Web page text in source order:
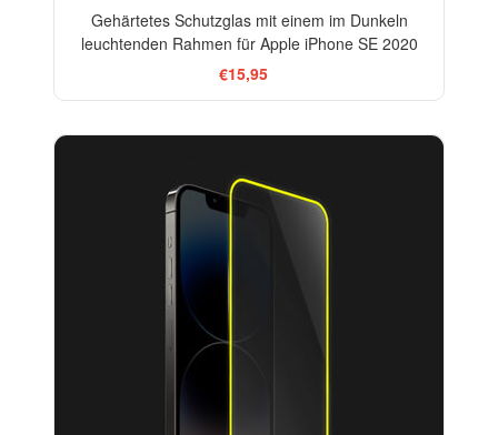
Gehärtetes Schutzglas mit einem im Dunkeln
leuchtenden Rahmen für Apple iPhone SE 2020
€15,95